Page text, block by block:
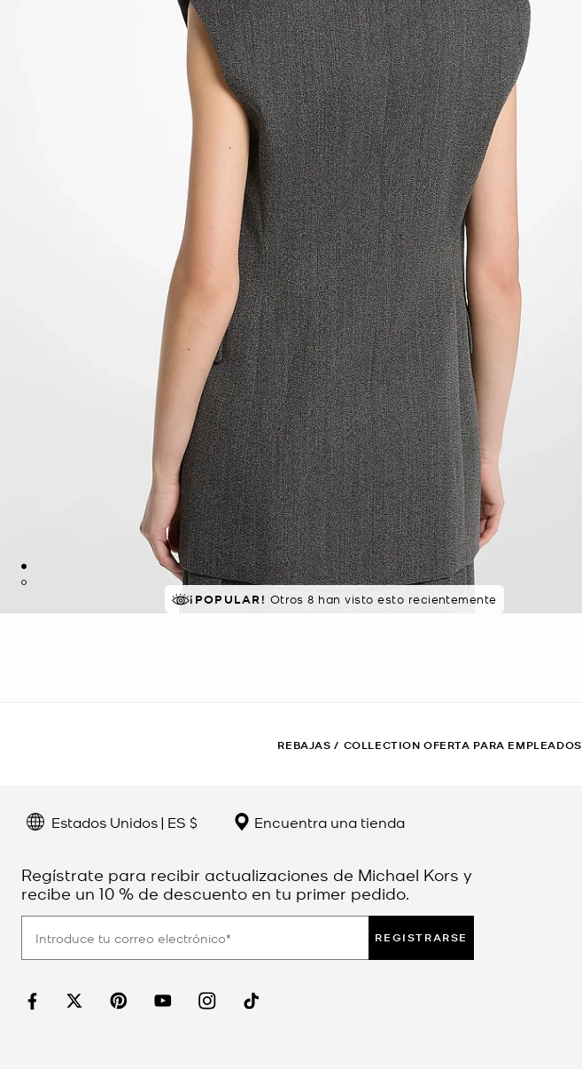
¡POPULAR! Otros 8 han visto esto recientemente
REBAJAS / COLLECTION OFERTA PARA EMPLEADOS
Estados Unidos | ES $ Encuentra una tienda
Regístrate para recibir actualizaciones de Michael Kors y
recibe un 10 % de descuento en tu primer pedido.
REGISTRARSE